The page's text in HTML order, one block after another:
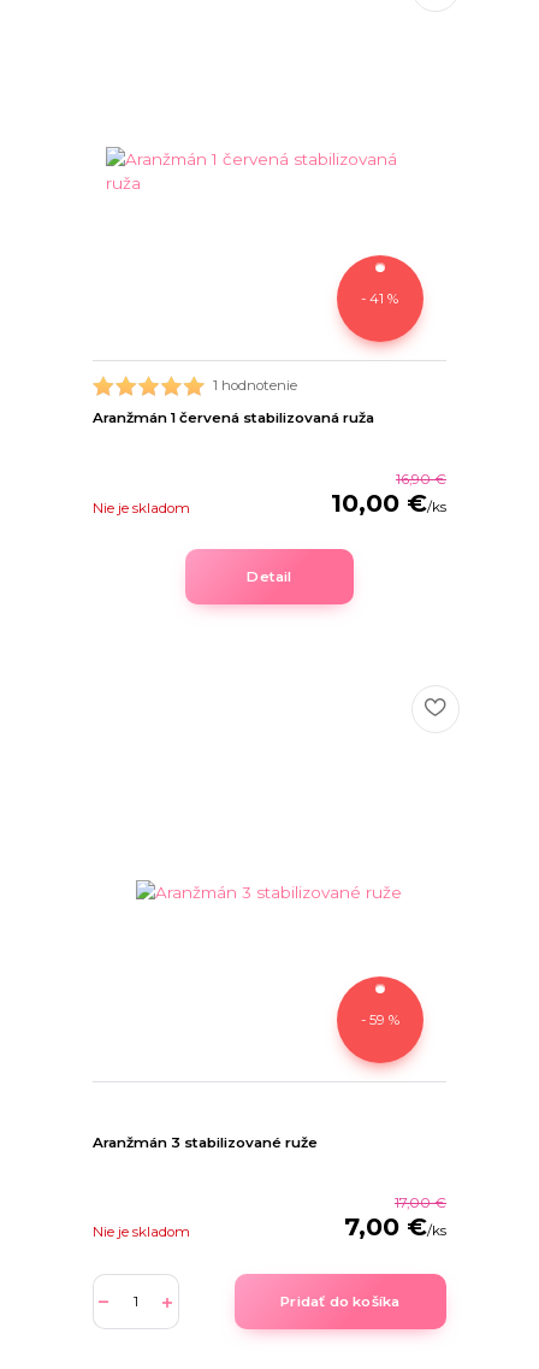
- 41 %
1 hodnotenie
Aranžmán 1 červená stabilizovaná ruža
16,90 €
10,00 €/ks
Nie je skladom
Detail
- 59 %
Aranžmán 3 stabilizované ruže
17,00 €
7,00 €/ks
Nie je skladom
Pridať do košíka